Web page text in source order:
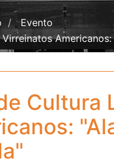
Evento
Cultura